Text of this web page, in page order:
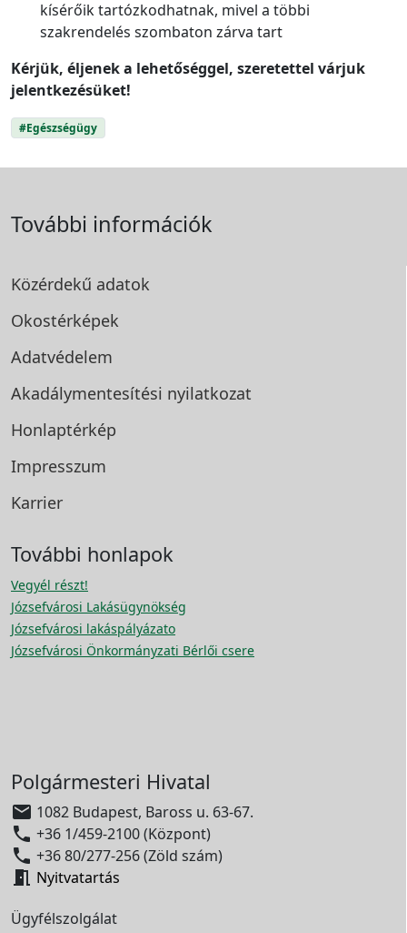
kísérőik tartózkodhatnak, mivel a többi
szakrendelés szombaton zárva tart
Kérjük, éljenek a lehetőséggel, szeretettel várjuk
jelentkezésüket!
#Egészségügy
További információk
Közérdekű adatok
Okostérképek
Adatvédelem
Akadálymentesítési nyilatkozat
Honlaptérkép
Impresszum
Karrier
További honlapok
Vegyél részt!
Józsefvárosi Lakásügynökség
Józsefvárosi lakáspályázato
Józsefvárosi Önkormányzati Bérlői csere
Polgármesteri Hivatal
 1082 Budapest, Baross u. 63-67.
 +36 1/459-2100 (Központ)
 +36 80/277-256 (Zöld szám)
 Nyitvatartás
Ügyfélszolgálat